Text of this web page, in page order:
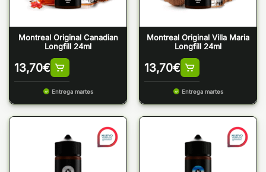
Montreal Original Canadian
Longfill 24ml
13,70€
Entrega martes
Montreal Original Villa Maria
Longfill 24ml
13,70€
Entrega martes